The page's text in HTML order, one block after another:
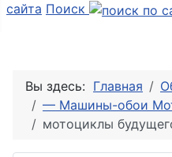
сайта Поиск
Вы здесь: Главная
— Машины-обои
мотоциклы